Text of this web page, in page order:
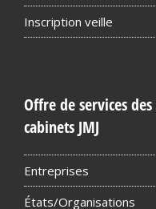
Inscription veille
Offre de services
cabinets JMJ
Entreprises
États/Organisations